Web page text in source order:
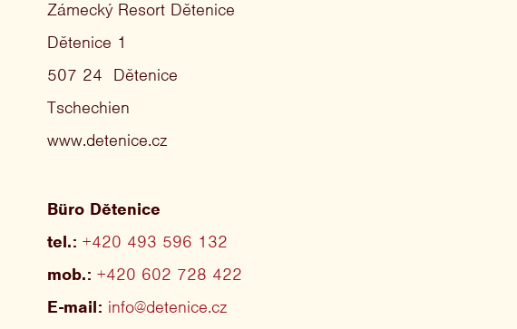
Zámecký Resort Dětenice
Dětenice 1
507 24 Dětenice
Tschechien
www.detenice.cz
Büro Dětenice
tel.: +420 493 596 132
mob.: +420 602 728 422
E-mail: info@detenice.cz